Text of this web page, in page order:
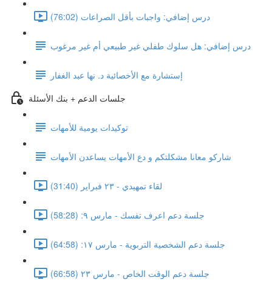
درس إضافي: واجبات بأقل الصراعات (76:02)
درس إضافي: هل سلوك طفلي غير طبيعي أم غير مرغوب
إستشارة مع الأخصائية د. نها عبد الغفار
جلسات الدعم + بنك الأسئلة
توكيدات يومية للأمهات
شاركو معانا مشكلتكم و دع الأمهات يساعدن الأمهات
لقاء تمهيدي - ٢٣ فبراير (31:40)
جلسة دعم اعرف تفسك - مارس ٩: (58:28)
جلسة دعم الشخصية التربوية - مارس ١٧: (64:58)
جلسة دعم الوقت الخاص - مارس ٢٣ (66:58)